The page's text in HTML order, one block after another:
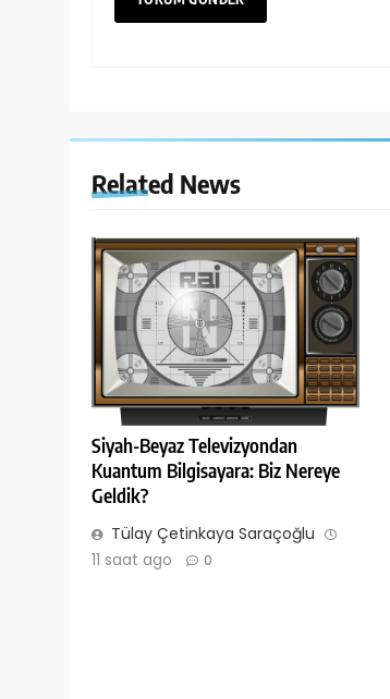
Related News
Siyah-Beyaz Televizyondan
Kuantum Bilgisayara: Biz Nereye
Geldik?
Tülay Çetinkaya Saraçoğlu
11 saat ago
0